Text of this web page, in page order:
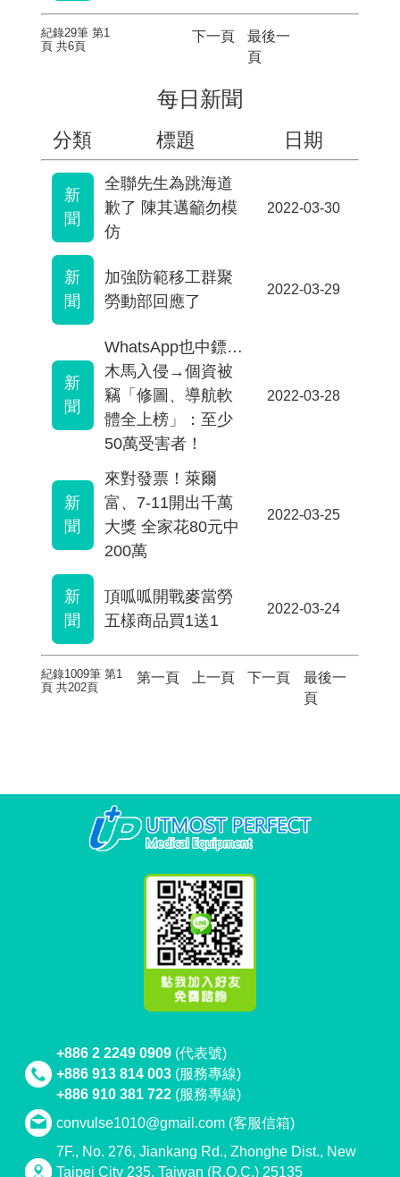
紀錄29筆 第1
頁 共6頁
下一頁
最後一
頁
每日新聞
分類 標題 日期
新
聞
全聯先生為跳海道
歉了 陳其邁籲勿模
仿
2022-03-30
新
聞
加強防範移工群聚
勞動部回應了
2022-03-29
新
聞
WhatsApp也中鏢…
木馬入侵→個資被
竊「修圖、導航軟
體全上榜」：至少
50萬受害者！
2022-03-28
新
聞
來對發票！萊爾
富、7-11開出千萬
大獎 全家花80元中
200萬
2022-03-25
新
聞
頂呱呱開戰麥當勞
五樣商品買1送1
2022-03-24
紀錄1009筆 第1
頁 共202頁
第一頁 上一頁 下一頁
最後一
頁
+886 2 2249 0909 (代表號)
+886 913 814 003 (服務專線)
+886 910 381 722 (服務專線)
convulse1010@gmail.com (客服信箱)
7F., No. 276, Jiankang Rd., Zhonghe Dist., New
Taipei City 235, Taiwan (R.O.C.) 25135